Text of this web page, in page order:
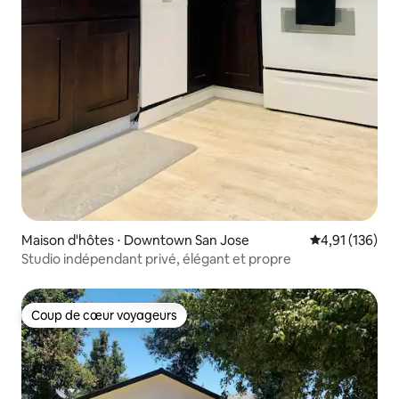
Maison d'hôtes ⋅ Downtown San Jose Évaluation
4,91 (136)
Studio indépendant privé, élégant et propre
Coup de cœur voyageurs
Coup de cœur voyageurs